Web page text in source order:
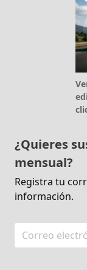
¿Quieres
mensual?
Registra tu
información.